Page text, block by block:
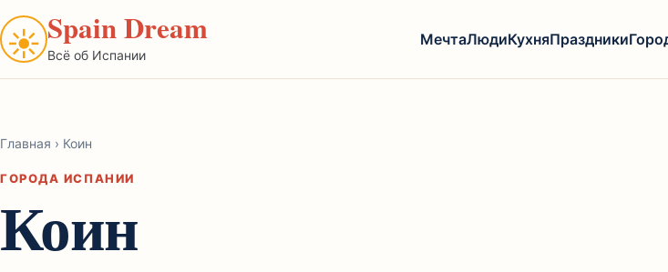
☀Spain Dream
Всё об Испании
МечтаЛюдиКухняПраздники
Главная › Коин
ГОРОДА ИСПАНИИ
Коин